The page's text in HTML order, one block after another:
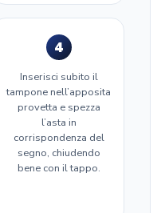
4
Inserisci subito il
tampone nell’apposita
provetta e spezza
l’asta in
corrispondenza del
segno, chiudendo
bene con il tappo.